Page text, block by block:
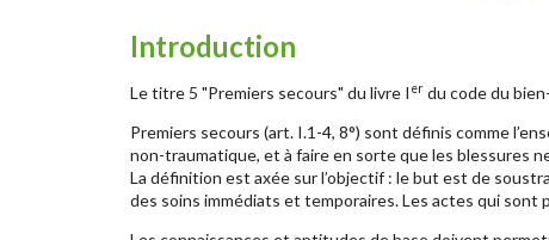
Introduction
Le titre 5 "Premiers secours" du livre I erdu code du
Premiers secours (art. I.1-4, 8°) sont définis comme
non-traumatique, et à faire en sorte que les blessures
La définition est axée sur l’objectif : le but est de
des soins immédiats et temporaires. Les actes qui